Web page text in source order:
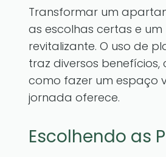
Transformar um
as escolhas certas e
revitalizante. O uso de
traz diversos
como fazer um espaço
jornada oferece.
Escolhendo as